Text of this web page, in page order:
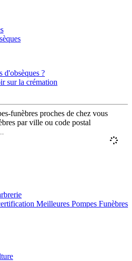
d'obsèques ?
sur la crémation
funèbres proches de chez vous
par ville ou code postal
Meilleures Pompes Funèbres